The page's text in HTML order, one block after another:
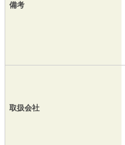
備考
取扱会社